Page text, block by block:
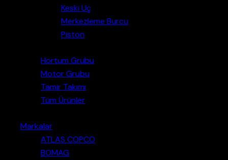
Keski Uç
Merkezleme Burcu
Piston
Hortum Grubu
Motor Grubu
Tamir Takımı
Tüm Ürünler
Markalar
ATLAS COPCO
BOMAG